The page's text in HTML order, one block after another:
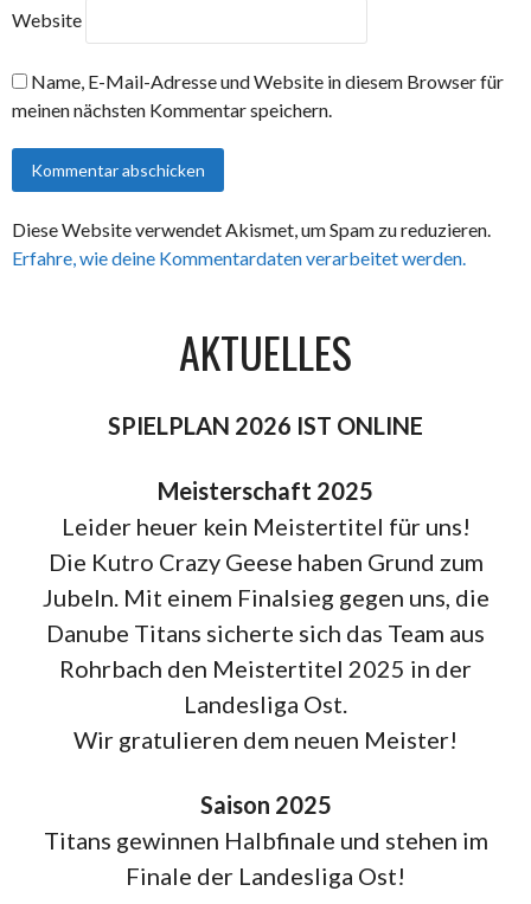
Website
Name, E-Mail-Adresse und Website in diesem Browser für
meinen nächsten Kommentar speichern.
Diese Website verwendet Akismet, um Spam zu reduzieren.
Erfahre, wie deine Kommentardaten verarbeitet werden.
AKTUELLES
SPIELPLAN 2026 IST ONLINE
Meisterschaft 2025
Leider heuer kein Meistertitel für uns!
Die Kutro Crazy Geese haben Grund zum
Jubeln. Mit einem Finalsieg gegen uns, die
Danube Titans sicherte sich das Team aus
Rohrbach den Meistertitel 2025 in der
Landesliga Ost.
Wir gratulieren dem neuen Meister!
Saison 2025
Titans gewinnen Halbfinale und stehen im
Finale der Landesliga Ost!